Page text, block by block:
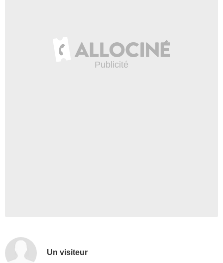
Un visiteur